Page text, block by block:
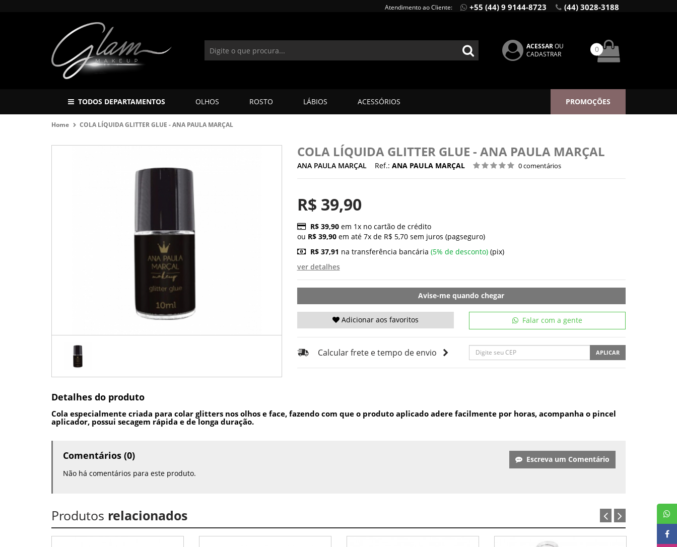
Atendimento ao Cliente: +55 (44) 9 9144-8723 (44) 3028-3188
ACESSAROU
CADASTRAR
0
TODOS DEPARTAMENTOS OLHOS ROSTO LÁBIOS ACESSÓRIOS PROMOÇÕES
Home COLA LÍQUIDA GLITTER GLUE - ANA PAULA MARÇAL
COLA LÍQUIDA GLITTER GLUE - ANA PAULA MARÇAL
ANA PAULA MARÇAL Ref.: ANA PAULA MARÇAL 0 comentários
R$ 39,90
R$ 39,90em 1x no cartão de crédito
ou R$ 39,90em até 7x de R$ 5,70 sem juros (pagseguro)
R$ 37,91 na transferência bancária (5% de desconto)(pix)
ver detalhes
Avise-me quando chegar
Adicionar aos favoritos Falar com a gente
Calcular frete e tempo de envio APLICAR
Detalhes do produto
Cola especialmente criada para colar glitters nos olhos e face, fazendo com que o produto aplicado adere facilmente por horas, acompanha o pincel
aplicador, possui secagem rápida e de longa duração.
Comentários (0)
Escreva um Comentário
Não há comentários para este produto.
Produtos relacionados